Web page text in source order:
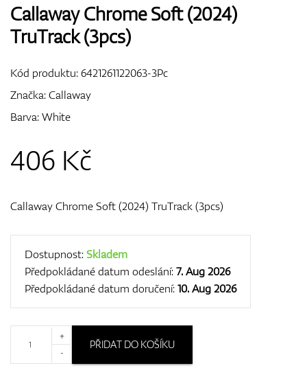
Callaway Chrome Soft (2024)
TruTrack (3pcs)
Kód produktu:6421261122063-3Pc
Značka:Callaway
Barva: White
406 Kč
Callaway Chrome Soft (2024) TruTrack (3pcs)
Dostupnost:Skladem
Předpokládané datum odeslání:7. Aug 2026
Předpokládané datum doručení:10. Aug 2026
+
-
PŘIDAT DO KOŠÍKU